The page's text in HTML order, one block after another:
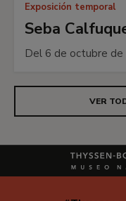
Exposición temporal
Seba
Del 6 de octubre
VER